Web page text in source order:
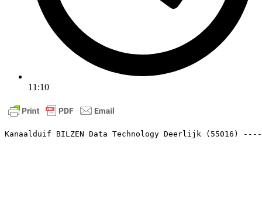
11:10
Kanaalduif BILZEN Data Technology Deerlijk (55016)